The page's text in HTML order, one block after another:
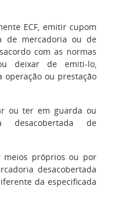
ECF, emitir cupom
de mercadoria ou de
com as normas
deixar de emiti-lo,
ou prestação
ou ter em guarda ou
desacobertada de
meios próprios ou por
desacobertada
da especificada